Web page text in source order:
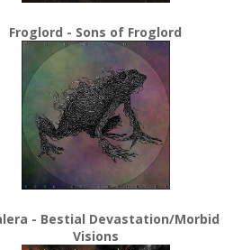
Froglord - Sons of Froglord
- Bestial Devastation/Morbid
Visions